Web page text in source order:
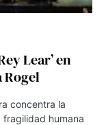
Lear’ en
concentra la
fragilidad humana